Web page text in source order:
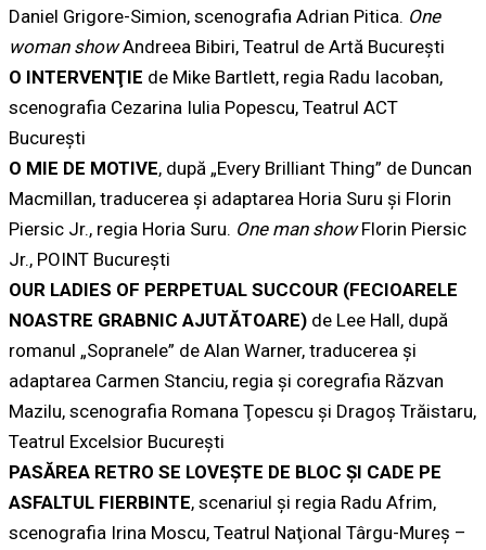
Daniel Grigore-Simion, scenografia Adrian Pitica. One
woman showAndreea Bibiri, Teatrul de Artă Bucureşti
O INTERVENŢIE de Mike Bartlett, regia Radu Iacoban,
scenografia Cezarina Iulia Popescu, Teatrul ACT
Bucureşti
O MIE DE MOTIVE, după „Every Brilliant Thing” de Duncan
Macmillan, traducerea şi adaptarea Horia Suru şi Florin
Piersic Jr., regia Horia Suru. One man showFlorin Piersic
Jr., POINT Bucureşti
OUR LADIES OF PERPETUAL SUCCOUR (FECIOARELE
NOASTRE GRABNIC AJUTĂTOARE) de Lee Hall, după
romanul „Sopranele” de Alan Warner, traducerea şi
adaptarea Carmen Stanciu, regia şi coregrafia Răzvan
Mazilu, scenografia Romana Ţopescu şi Dragoş Trăistaru,
Teatrul Excelsior Bucureşti
PASĂREA RETRO SE LOVEŞTE DE BLOC ŞI CADE PE
ASFALTUL FIERBINTE, scenariul şi regia Radu Afrim,
scenografia Irina Moscu, Teatrul Naţional Târgu-Mureş –